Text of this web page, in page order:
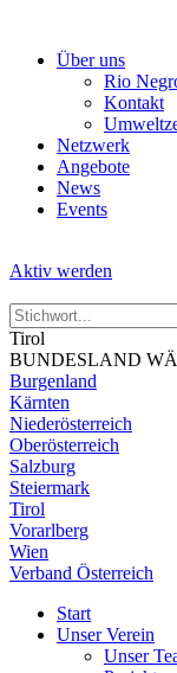
Über uns
Rio
Kontakt
Netzwerk
Angebote
News
Events
Aktiv werden
Tirol
BUNDESLAND
Burgenland
Kärnten
Niederösterreich
Oberösterreich
Salzburg
Steiermark
Tirol
Vorarlberg
Wien
Verband Österreich
Start
Unser Verein
Unser